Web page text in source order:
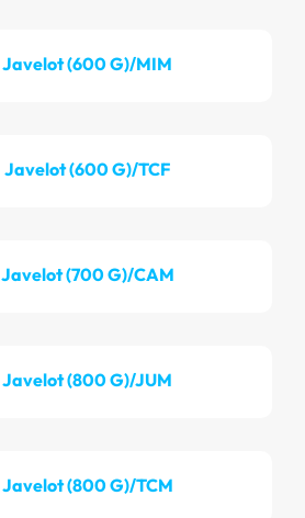
Javelot (600 G)/MIM
Javelot (600 G)/TCF
Javelot (700 G)/CAM
Javelot (800 G)/JUM
Javelot (800 G)/TCM